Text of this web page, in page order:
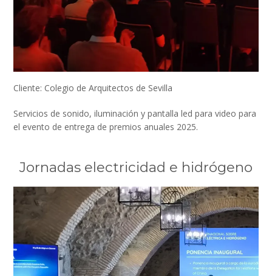
Cliente: Colegio de Arquitectos de Sevilla
Servicios de sonido, iluminación y pantalla led para video para
el evento de entrega de premios anuales 2025.
Jornadas electricidad e hidrógeno